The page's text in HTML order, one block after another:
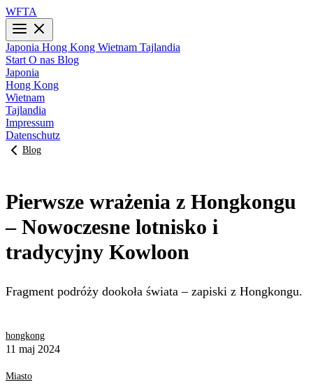
WFTA
Japonia Hong Kong Wietnam Tajlandia
Start O nas Blog
Japonia
Hong Kong
Wietnam
Tajlandia
Impressum
Datenschutz
Blog
Pierwsze wrażenia z Hongkongu
– Nowoczesne lotnisko i
tradycyjny Kowloon
Fragment podróży dookoła świata – zapiski z Hongkongu.
hongkong
11 maj 2024
Miasto